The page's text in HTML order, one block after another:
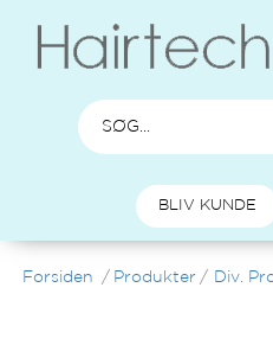
BLIV KUNDE
Forsiden / Produkter / Div.